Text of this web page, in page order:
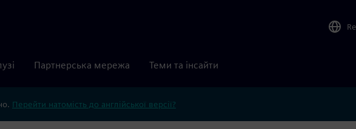
Партнерська мережа Теми та інсайти
Перейти натомість до англійської версії?